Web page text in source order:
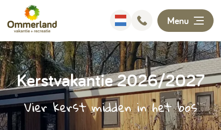
Menu
Overnachten
Faciliteiten
Animatie
Kerstvakantie 2026/2027
Vier kerst midden in het bos